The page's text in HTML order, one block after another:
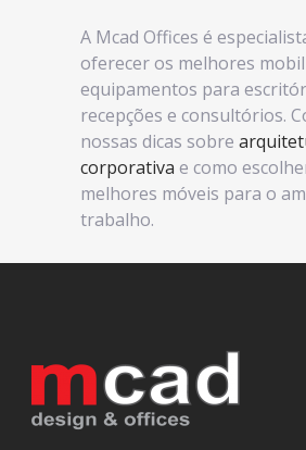
A Mcad Offices é
oferecer os melhores
equipamentos para
recepções e consultórios.
nossas dicas sobre
corporativa e como
melhores móveis para o
trabalho.